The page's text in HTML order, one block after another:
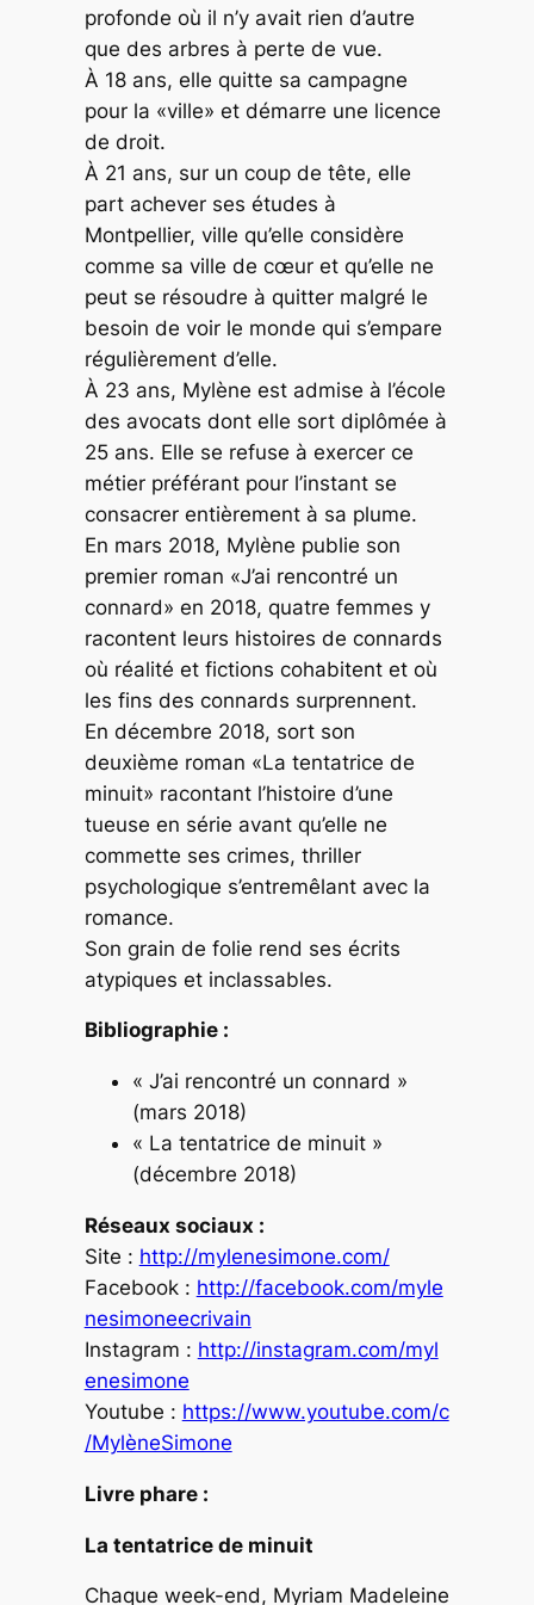
profonde où il n’y avait rien d’autre
que des arbres à perte de vue.
À 18 ans, elle quitte sa campagne
pour la «ville» et démarre une licence
de droit.
À 21 ans, sur un coup de tête, elle
part achever ses études à
Montpellier, ville qu’elle considère
comme sa ville de cœur et qu’elle ne
peut se résoudre à quitter malgré le
besoin de voir le monde qui s’empare
régulièrement d’elle.
À 23 ans, Mylène est admise à l’école
des avocats dont elle sort diplômée à
25 ans. Elle se refuse à exercer ce
métier préférant pour l’instant se
consacrer entièrement à sa plume.
En mars 2018, Mylène publie son
premier roman «J’ai rencontré un
connard» en 2018, quatre femmes y
racontent leurs histoires de connards
où réalité et fictions cohabitent et où
les fins des connards surprennent.
En décembre 2018, sort son
deuxième roman «La tentatrice de
minuit» racontant l’histoire d’une
tueuse en série avant qu’elle ne
commette ses crimes, thriller
psychologique s’entremêlant avec la
romance.
Son grain de folie rend ses écrits
atypiques et inclassables.
Bibliographie :
« J’ai rencontré un connard »
(mars 2018)
« La tentatrice de minuit »
(décembre 2018)
Réseaux sociaux :
Site : http://mylenesimone.com/
Facebook : http://facebook.com/myle
nesimoneecrivain
Instagram : http://instagram.com/myl
enesimone
Youtube : https://www.youtube.com/c
/MylèneSimone
Livre phare :
La tentatrice de minuit
Chaque week-end, Myriam Madeleine